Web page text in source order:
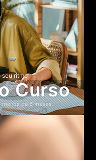
seu ritmo
Curso
de 6 meses.